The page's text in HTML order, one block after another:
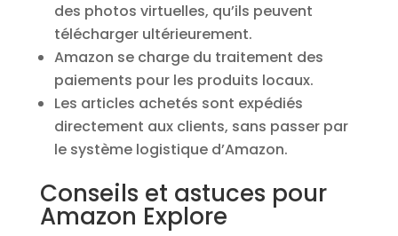
des photos virtuelles, qu’ils peuvent
télécharger ultérieurement.
Amazon se charge du traitement des
paiements pour les produits locaux.
Les articles achetés sont expédiés
directement aux clients, sans passer par
le système logistique d’Amazon.
Conseils et astuces pour
Amazon Explore